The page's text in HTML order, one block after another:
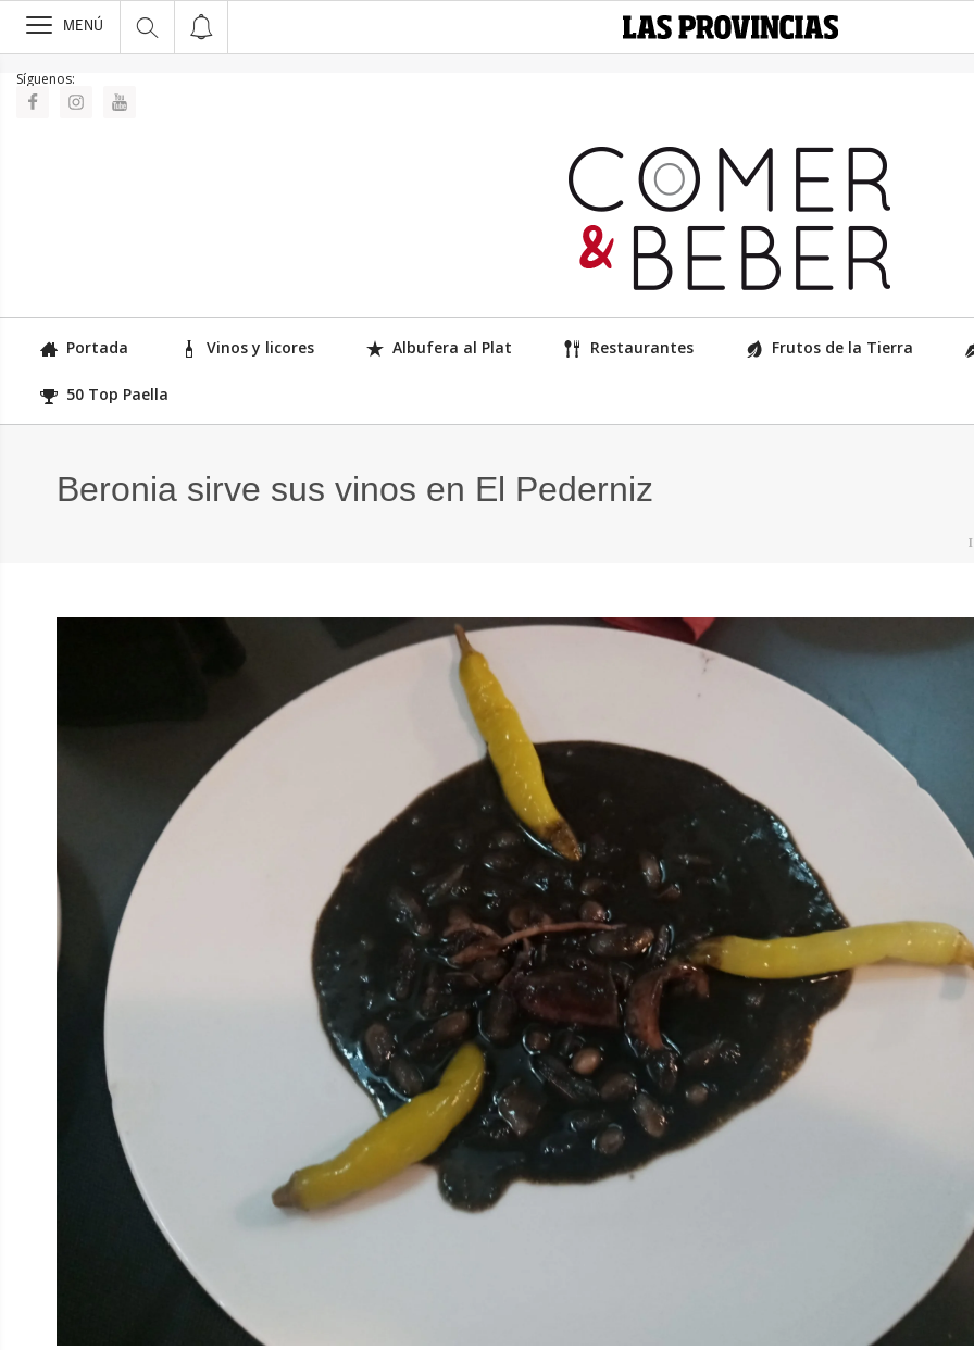
>
MENÚ
Síguenos:
Portada Vinos y licores Albufera al Plat Restaurantes Frutos de la Tierra
50 Top Paella
Beronia sirve sus vinos en El Pederniz